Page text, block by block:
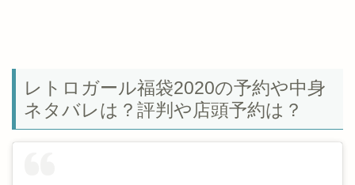
レトロガール福袋2020の予約や中身
ネタバレは？評判や店頭予約は？